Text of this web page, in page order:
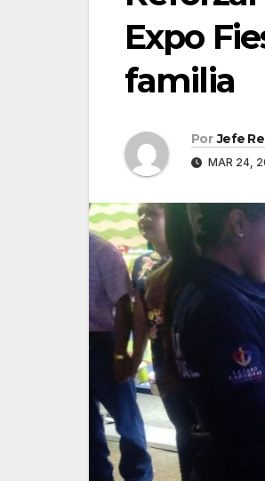
Expo
familia
Por Jefe
MAR 24,